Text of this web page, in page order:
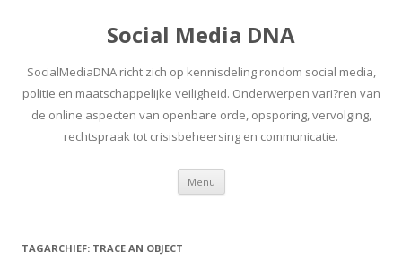
Social Media DNA
SocialMediaDNA richt zich op kennisdeling rondom social media,
politie en maatschappelijke veiligheid. Onderwerpen vari?ren van
de online aspecten van openbare orde, opsporing, vervolging,
rechtspraak tot crisisbeheersing en communicatie.
Menu Spring
inhoud
TAGARCHIEF: TRACE AN OBJECT